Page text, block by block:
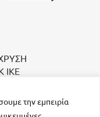
την εμπειρία
IKE